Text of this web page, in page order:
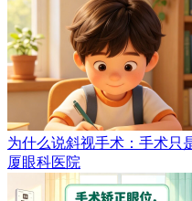
为什么说斜视手术：手术只
厦眼科医院